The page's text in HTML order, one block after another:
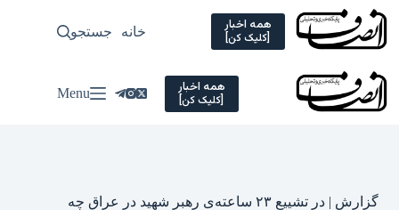
Skip
content
همه اخبار
[کلیک کن] خانه سیاسی
جستجو
همه اخبار
[کلیک کن] Menu
گزارش | در تشییع ۲۳ ساعته‌ی رهبر شهید در عراق چه